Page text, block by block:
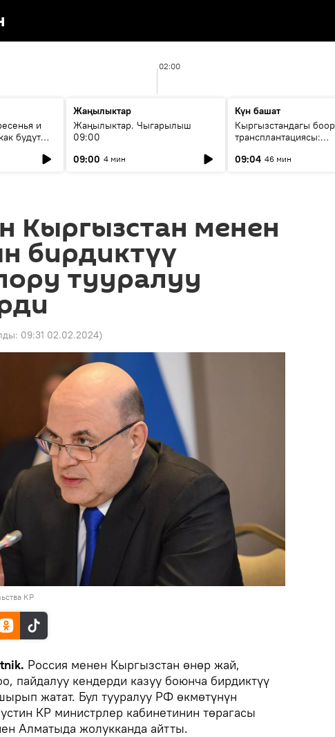
02:00
и
будут
Жаңылыктар
Жаңылыктар. Чыгарылыш
09:00
09:00 4 мин
Күн башат
Кыргызстандагы боор
трансплантациясы:
келечеги
09:04 46 мин
Кыргызстан менен
бирдиктүү
тууралуу
09:31 02.02.2024)
КР
Россия менен Кыргызстан өнөр жай,
пайдалуу кендерди казуу боюнча бирдиктүү
жатат. Бул тууралуу РФ өкмөтүнүн
КР министрлер кабинетинин төрагасы
Алматыда жолукканда айтты.